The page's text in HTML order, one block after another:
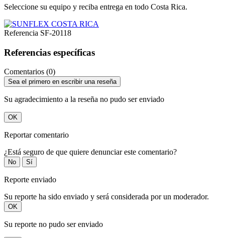
Seleccione su equipo y reciba entrega en todo Costa Rica.
Referencia SF-20118
Referencias específicas
Comentarios (0)
Sea el primero en escribir una reseña
Su agradecimiento a la reseña no pudo ser enviado
OK
Reportar comentario
¿Está seguro de que quiere denunciar este comentario?
No Sí
Reporte enviado
Su reporte ha sido enviado y será considerada por un moderador.
OK
Su reporte no pudo ser enviado